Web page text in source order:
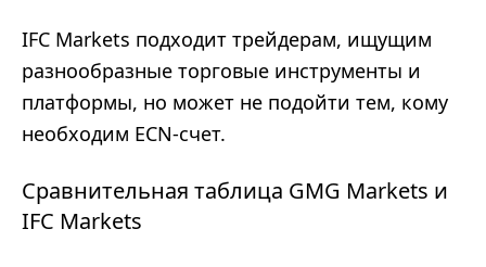
IFC Markets подходит трейдерам, ищущим
разнообразные торговые инструменты и
платформы, но может не подойти тем, кому
необходим ECN-счет.
Сравнительная таблица GMG Markets и
IFC Markets